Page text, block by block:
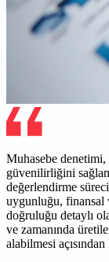
Muhasebe
güvenilirliğini
değerlendirme
uygunluğu, finansal
doğruluğu detaylı
ve zamanında
alabilmesi